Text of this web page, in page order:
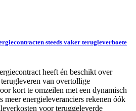
steeds vaker terugleverboete
heeft én beschikt over
van overtollige
kort te omzeilen met een dynamisch
meer energieleveranciers rekenen óók
voor teruggeleverde